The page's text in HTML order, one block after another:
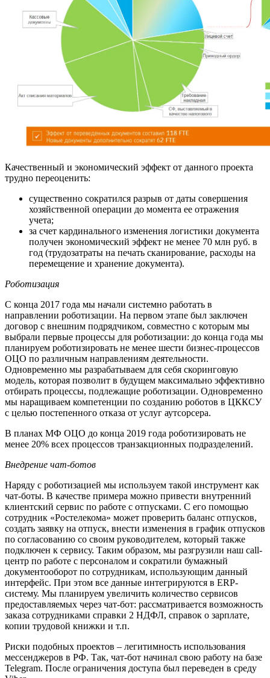
Качественный и экономический эффект от данного проекта
трудно переоценить:
существенно сократился разрыв от даты совершения
хозяйственной операции до момента ее отражения
учета;
за счет кардинального изменения логистики документа
получен экономический эффект не менее 70 млн руб. в
год (трудозатраты на печать сканирование, расходы на
перемещение и хранение документа).
Роботизация
С конца 2017 года мы начали системно работать в
направлении роботизации. На первом этапе был заключен
договор с внешним подрядчиком, совместно с которым мы
выбрали первые процессы для роботизации: до конца года мы
планируем роботизировать не менее шести бизнес-процессов
ОЦО по различным направлениям деятельности.
Одновременно мы разрабатываем для себя скоринговую
модель, которая позволит в будущем максимально эффективно
отбирать процессы, подлежащие роботизации. Одновременно
мы наращиваем компетенции по созданию роботов в ЦККСУ
с целью постепенного отказа от услуг аутсорсера.
В планах МФ ОЦО до конца 2019 года роботизировать не
менее 20% всех процессов транзакционных подразделений.
Внедрение чат-ботов
Наряду с роботизацией мы используем такой инструмент как
чат-боты. В качестве примера можно привести внутренний
клиентский сервис по работе с отпусками. С его помощью
сотрудник «Ростелекома» может проверить баланс отпусков,
создать заявку на отпуск, внести изменения в график отпусков
по согласованию со своим руководителем, который также
подключен к сервису. Таким образом, мы разгрузили наш call-
центр по работе с персоналом и сократили бумажный
документооборот по сотрудникам, использующим данный
интерфейс. При этом все данные интегрируются в ERP-
систему. Мы планируем увеличить количество сервисов
предоставляемых через чат-бот: рассматривается возможность
заказа сотрудниками справки 2 НДФЛ, справок о зарплате,
копии трудовой книжки и т.п.
Риски подобных проектов – легитимность использования
мессенджеров в РФ. Так, чат-бот начинал свою работу на базе
Telegram. После ограничения доступа был переведен в среду